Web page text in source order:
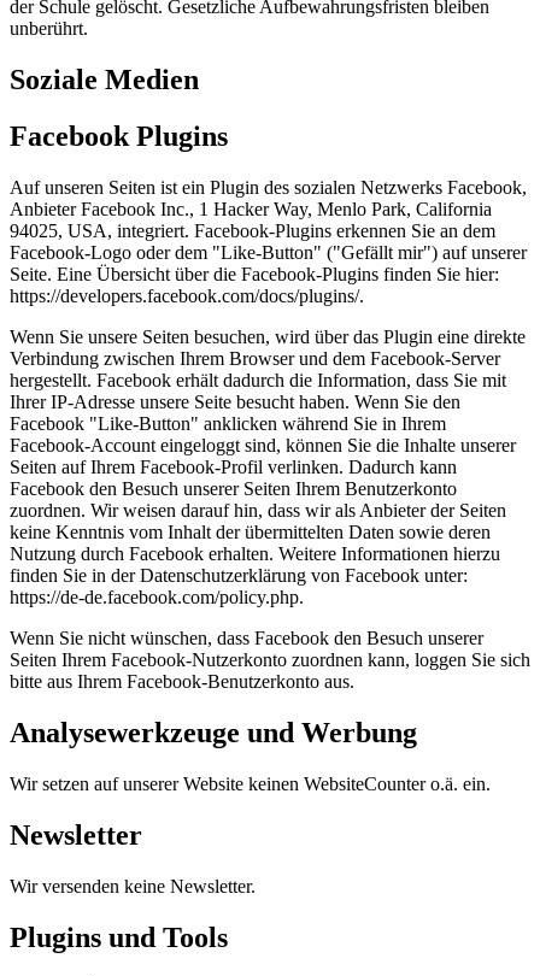
der Schule gelöscht. Gesetzliche Aufbewahrungsfristen bleiben
unberührt.
Soziale Medien
Facebook Plugins
Auf unseren Seiten ist ein Plugin des sozialen Netzwerks Facebook,
Anbieter Facebook Inc., 1 Hacker Way, Menlo Park, California
94025, USA, integriert. Facebook-Plugins erkennen Sie an dem
Facebook-Logo oder dem "Like-Button" ("Gefällt mir") auf unserer
Seite. Eine Übersicht über die Facebook-Plugins finden Sie hier:
https://developers.facebook.com/docs/plugins/.
Wenn Sie unsere Seiten besuchen, wird über das Plugin eine direkte
Verbindung zwischen Ihrem Browser und dem Facebook-Server
hergestellt. Facebook erhält dadurch die Information, dass Sie mit
Ihrer IP-Adresse unsere Seite besucht haben. Wenn Sie den
Facebook "Like-Button" anklicken während Sie in Ihrem
Facebook-Account eingeloggt sind, können Sie die Inhalte unserer
Seiten auf Ihrem Facebook-Profil verlinken. Dadurch kann
Facebook den Besuch unserer Seiten Ihrem Benutzerkonto
zuordnen. Wir weisen darauf hin, dass wir als Anbieter der Seiten
keine Kenntnis vom Inhalt der übermittelten Daten sowie deren
Nutzung durch Facebook erhalten. Weitere Informationen hierzu
finden Sie in der Datenschutzerklärung von Facebook unter:
https://de-de.facebook.com/policy.php.
Wenn Sie nicht wünschen, dass Facebook den Besuch unserer
Seiten Ihrem Facebook-Nutzerkonto zuordnen kann, loggen Sie sich
bitte aus Ihrem Facebook-Benutzerkonto aus.
Analysewerkzeuge und Werbung
Wir setzen auf unserer Website keinen WebsiteCounter o.ä. ein.
Newsletter
Wir versenden keine Newsletter.
Plugins und Tools